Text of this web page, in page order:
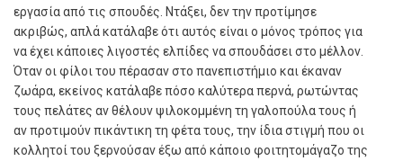
εργασία από τις σπουδές. Ντάξει, δεν την προτίμησε
ακριβώς, απλά κατάλαβε ότι αυτός είναι ο μόνος τρόπος για
να έχει κάποιες λιγοστές ελπίδες να σπουδάσει στο μέλλον.
Όταν οι φίλοι του πέρασαν στο πανεπιστήμιο και έκαναν
ζωάρα, εκείνος κατάλαβε πόσο καλύτερα περνά, ρωτώντας
τους πελάτες αν θέλουν ψιλοκομμένη τη γαλοπούλα τους ή
αν προτιμούν πικάντικη τη φέτα τους, την ίδια στιγμή που οι
κολλητοί του ξερνούσαν έξω από κάποιο φοιτητομάγαζο της